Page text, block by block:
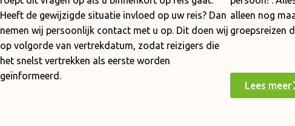
Heeft de gewijzigde situatie invloed op uw reis? Dan
nemen wij persoonlijk contact met u op. Dit doen wij
op volgorde van vertrekdatum, zodat reizigers die
het snelst vertrekken als eerste worden
geïnformeerd.
alleen nog
groepsreizen
Lees meer